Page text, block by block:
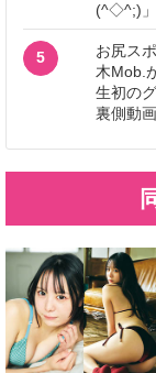
(^◇^;)」
5
お尻ス
木Mob.
生初の
裏側動